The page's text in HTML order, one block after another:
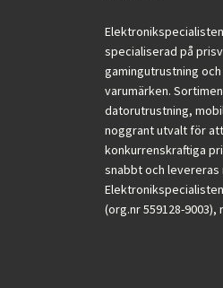
specialiserad på
gamingutrustning
varumärken.
datorutrustning,
noggrant utvalt för
konkurrenskraftiga
snabbt och
(org.nr 559128-